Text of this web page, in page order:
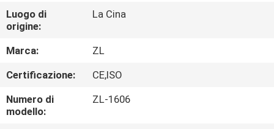
CIRCA
NOI
GIRO
DELLA
FABBRICA
Luogo di
origine:
La Cina
Marca:
ZL
Certificazione:
CE,ISO
Numero di
modello:
ZL-1606